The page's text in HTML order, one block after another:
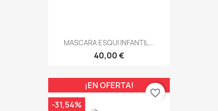
MASCARA ESQUI INFANTIL...
40,00 €
¡EN OFERTA!
-31,54%
favorite_border